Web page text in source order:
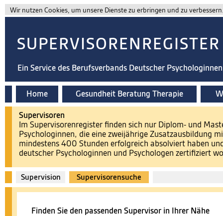
Wir nutzen Cookies, um unsere Dienste zu erbringen und zu
SUPERVISORENREGISTER
Ein Service des Berufsverbands Deutscher
Home Gesundheit Beratung Therapie
Supervisoren
Im Supervisorenregister finden sich nur Diplom- und
Psychologinnen, die eine zweijährige Zusatzausbildung
mindestens 400 Stunden erfolgreich absolviert haben
deutscher Psychologinnen und Psychologen zertifiziert
Supervision Supervisorensuche
Finden Sie den passenden Supervisor in Ihrer Nähe